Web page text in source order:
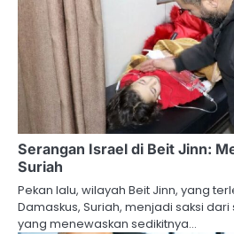
Serangan Israel di Beit Jinn:
Suriah
Pekan lalu, wilayah Beit Jinn, yang
Damaskus, Suriah, menjadi saksi
yang menewaskan sedikitnya…